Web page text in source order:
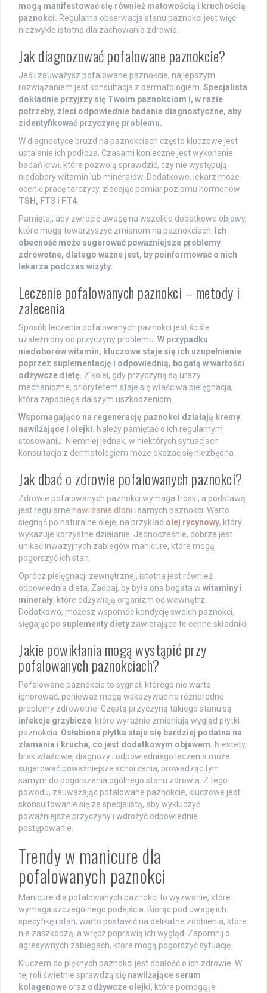
mogą manifestować się również matowością i kruchością
paznokci. Regularna obserwacja stanu paznokci jest więc
niezwykle istotna dla zachowania zdrowia.
Jak diagnozować pofalowane paznokcie?
Jeśli zauważysz pofalowane paznokcie, najlepszym
rozwiązaniem jest konsultacja z dermatologiem. Specjalista
dokładnie przyjrzy się Twoim paznokciom i, w razie
potrzeby, zleci odpowiednie badania diagnostyczne, aby
zidentyfikować przyczynę problemu.
W diagnostyce bruzd na paznokciach często kluczowe jest
ustalenie ich podłoża. Czasami konieczne jest wykonanie
badań krwi, które pozwolą sprawdzić, czy nie występują
niedobory witamin lub minerałów. Dodatkowo, lekarz może
ocenić pracę tarczycy, zlecając pomiar poziomu hormonów
TSH, FT3 i FT4
Pamiętaj, aby zwrócić uwagę na wszelkie dodatkowe objawy,
które mogą towarzyszyć zmianom na paznokciach.
Ich
obecność może sugerować poważniejsze problemy
zdrowotne, dlatego ważne jest, by poinformować o nich
lekarza podczas wizyty.
Leczenie pofalowanych paznokci – metody i
zalecenia
Sposób leczenia pofalowanych paznokci jest ściśle
uzależniony od przyczyny problemu. W przypadku
niedoborów witamin, kluczowe staje się ich uzupełnienie
poprzez suplementację i odpowiednią, bogatą w wartości
odżywcze dietę. Z kolei, gdy przyczyną są urazy
mechaniczne, priorytetem staje się właściwa pielęgnacja,
która zapobiega dalszym uszkodzeniom.
Wspomagająco na regenerację paznokci działają kremy
nawilżające i olejki. Należy pamiętać o ich regularnym
stosowaniu. Niemniej jednak, w niektórych sytuacjach
konsultacja z dermatologiem może okazać się niezbędna.
Jak dbać o zdrowie pofalowanych paznokci?
Zdrowie pofalowanych paznokci wymaga troski, a podstawą
jest regularne nawilżanie dłoni i samych paznokci. Warto
sięgnąć po naturalne oleje, na przykład olej rycynowy, który
wykazuje korzystne działanie. Jednocześnie, dobrze jest
unikać inwazyjnych zabiegów manicure, które mogą
pogorszyć ich stan.
Oprócz pielęgnacji zewnętrznej, istotna jest również
odpowiednia dieta. Zadbaj, by była ona bogata w witaminy i
minerały, które odżywiają organizm od wewnątrz.
Dodatkowo, możesz wspomóc kondycję swoich paznokci,
sięgając po suplementy diety zawierające te cenne składniki.
Jakie powikłania mogą wystąpić przy
pofalowanych paznokciach?
Pofalowane paznokcie to sygnał, którego nie warto
ignorować, ponieważ mogą wskazywać na różnorodne
problemy zdrowotne. Częstą przyczyną takiego stanu są
infekcje grzybicze, które wyraźnie zmieniają wygląd płytki
paznokcia. Osłabiona płytka staje się bardziej podatna na
złamania i krucha, co jest dodatkowym objawem. Niestety,
brak właściwej diagnozy i odpowiedniego leczenia może
sugerować poważniejsze schorzenia, prowadząc tym
samym do pogorszenia ogólnego stanu zdrowia. Z tego
powodu, zauważając pofalowane paznokcie, kluczowe jest
skonsultowanie się ze specjalistą, aby wykluczyć
poważniejsze przyczyny i wdrożyć odpowiednie
postępowanie.
Trendy w manicure dla
pofalowanych paznokci
Manicure dla pofalowanych paznokci to wyzwanie, które
wymaga szczególnego podejścia. Biorąc pod uwagę ich
specyfikę i stan, warto postawić na delikatne zdobienia, które
nie zaszkodzą, a wręcz poprawią ich wygląd. Zapomnij o
agresywnych zabiegach, które mogą pogorszyć sytuację.
Kluczem do pięknych paznokci jest dbałość o ich zdrowie. W
tej roli świetnie sprawdzą się nawilżające serum
kolagenowe oraz odżywcze olejki, które pomogą je